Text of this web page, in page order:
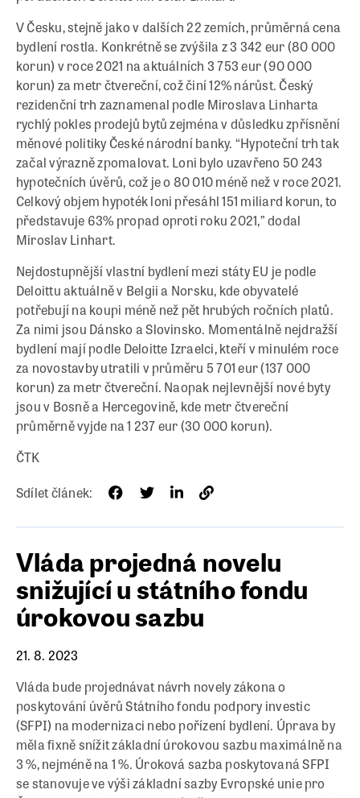
V Česku, stejně jako v dalších 22 zemích, průměrná cena
bydlení rostla. Konkrétně se zvýšila z 3 342 eur (80 000
korun) v roce 2021 na aktuálních 3 753 eur (90 000
korun) za metr čtvereční, což činí 12% nárůst. Český
rezidenční trh zaznamenal podle Miroslava Linharta
rychlý pokles prodejů bytů zejména v důsledku zpřísnění
měnové politiky České národní banky. “Hypoteční trh tak
začal výrazně zpomalovat. Loni bylo uzavřeno 50 243
hypotečních úvěrů, což je o 80 010 méně než v roce 2021.
Celkový objem hypoték loni přesáhl 151 miliard korun, to
představuje 63% propad oproti roku 2021,” dodal
Miroslav Linhart.
Nejdostupnější vlastní bydlení mezi státy EU je podle
Deloittu aktuálně v Belgii a Norsku, kde obyvatelé
potřebují na koupi méně než pět hrubých ročních platů.
Za nimi jsou Dánsko a Slovinsko. Momentálně nejdražší
bydlení mají podle Deloitte Izraelci, kteří v minulém roce
za novostavby utratili v průměru 5 701 eur (137 000
korun) za metr čtvereční. Naopak nejlevnější nové byty
jsou v Bosně a Hercegovině, kde metr čtvereční
průměrně vyjde na 1 237 eur (30 000 korun).
ČTK
Sdílet článek:
Vláda projedná novelu
snižující u státního fondu
úrokovou sazbu
21. 8. 2023
Vláda bude projednávat návrh novely zákona o
poskytování úvěrů Státního fondu podpory investic
(SFPI) na modernizaci nebo pořízení bydlení. Úprava by
měla fixně snížit základní úrokovou sazbu maximálně na
3 %, nejméně na 1 %. Úroková sazba poskytovaná SFPI
se stanovuje ve výši základní sazby Evropské unie pro